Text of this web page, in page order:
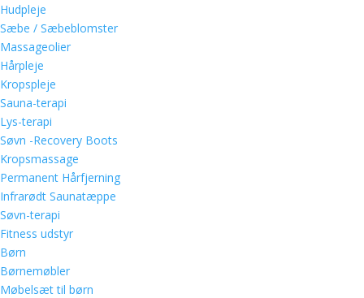
Hudpleje
Sæbe / Sæbeblomster
Massageolier
Hårpleje
Kropspleje
Sauna-terapi
Lys-terapi
Søvn -Recovery Boots
Kropsmassage
Permanent Hårfjerning
Infrarødt Saunatæppe
Søvn-terapi
Fitness udstyr
Børn
Børnemøbler
Møbelsæt til børn